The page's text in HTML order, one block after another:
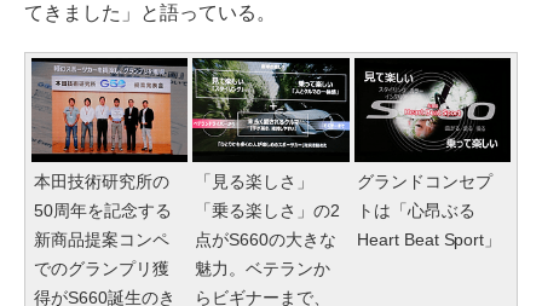
てきました」と語っている。
本田技術研究所の
50周年を記念する
新商品提案コンペ
でのグランプリ獲
得がS660誕生のき
「見る楽しさ」
「乗る楽しさ」の2
点がS660の大きな
魅力。ベテランか
らビギナーまで、
グランドコンセプ
トは「心昂ぶる
Heart Beat Sport」